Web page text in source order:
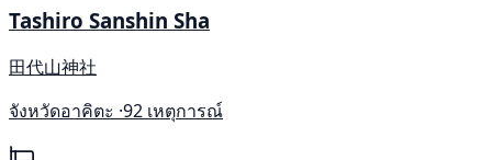
Tashiro Sanshin Sha
田代山神社
จังหวัดอาคิตะ ·92 เหตุการณ์